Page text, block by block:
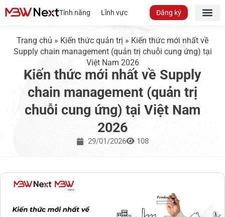
Tính năng Lĩnh vực Đăng ký
Trang chủ » Kiến thức quản trị » Kiến thức mới nhất về
Supply chain management (quản trị chuỗi cung ứng) tại
Việt Nam 2026
Kiến thức mới nhất về Supply
chain management (quản trị
chuỗi cung ứng) tại Việt Nam
2026
29/01/2026 108